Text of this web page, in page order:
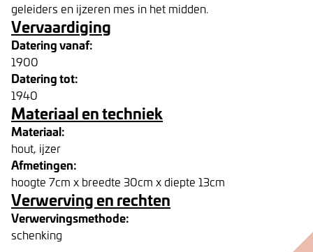
geleiders en ijzeren mes in het midden.
Vervaardiging
Datering vanaf:
1900
Datering tot:
1940
Materiaal en techniek
Materiaal:
hout, ijzer
Afmetingen:
hoogte 7cm x breedte 30cm x diepte 13cm
Verwerving en rechten
Verwervingsmethode:
schenking